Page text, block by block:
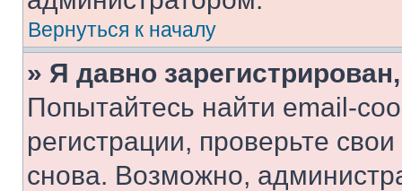
Вернуться к началу
» Я давно
Попытайтесь найти email-
регистрации, проверьте
снова. Возможно,